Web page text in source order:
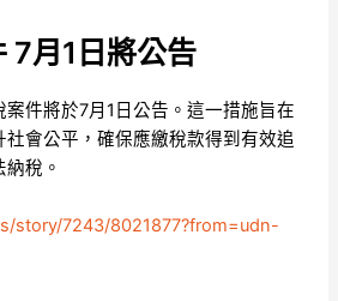
7月1日將公告
件將於7月1日公告。這一措施旨在
會公平，確保應繳稅款得到有效追
稅。
story/7243/8021877?from=udn-